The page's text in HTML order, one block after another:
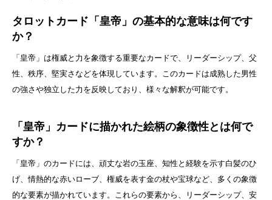
タロットカード「皇帝」の基本的な意味は何です
か？
「皇帝」は権威と力を象徴する重要なカードで、リーダーシップ、父
性、秩序、堅実さなどを体現しています。このカードは成熟した男性
の強さや独立した力を反映しており、様々な解釈が可能です。
「皇帝」カードに描かれた絵柄の象徴性とは何で
すか？
「皇帝」のカードには、頑丈な岩の玉座、知性と経験を示す白髪のひ
げ、情熱的な赤いローブ、権威を表す金の杖や宝球など、多くの象徴
的な要素が描かれています。これらの要素から、リーダーシップ、安